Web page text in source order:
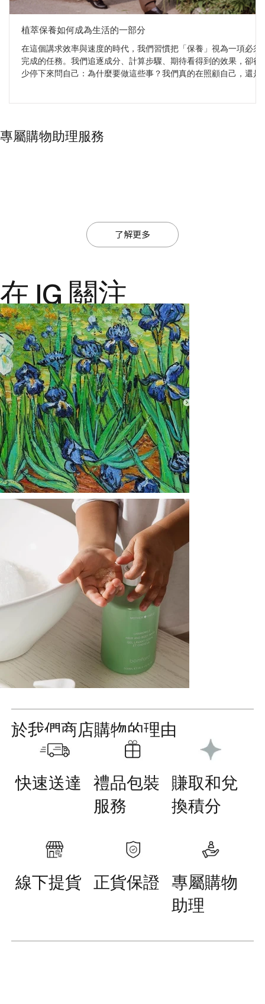
植萃保養如何成為生活的一部分
在這個講求效率與速度的時代，我們習慣把「保養」視為一項必須
完成的任務。我們追逐成分、計算步驟、期待看得到的效果，卻很
少停下來問自己：為什麼要做這些事？我們真的在照顧自己，還是
把保養從「要做的事」，慢慢轉化為「想做的事」——一種帶著溫
專屬購物助理服務
了解更多
在 IG 關注
@ajiajmacau
於我們商店購物的理由
快速送達
禮品包裝
服務
賺取和兌
換積分
線下提貨 正貨保證 專屬購物
助理